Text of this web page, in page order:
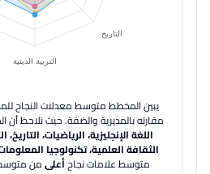
يبين المخطط متوسط معدلات النجاح
مقارنه بالمديرية والضفة.حيث نلاحظ أن
اللغة الإنجليزية، الرياضيات، التاريخ،
الثقافة العلمية، تكنولوجيا
متوسط علامات نجاحأعلىمن متوسط